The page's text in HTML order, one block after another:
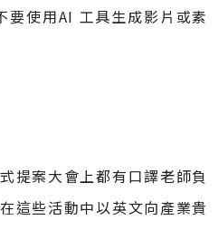
使用AI 工具生成影片或素
提案大會上都有口譯老師負
這些活動中以英文向產業貴